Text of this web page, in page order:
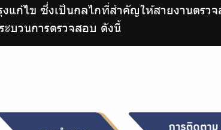
แก้ไข ซึ่งเป็นกลไกที่สำคัญให้สายงานตรว
บวนการตรวจสอบ ดังนี้